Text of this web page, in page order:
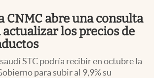
CNMC abre una consulta
los precios de
STC podría recibir en octubre la
para subir al 9,9% su